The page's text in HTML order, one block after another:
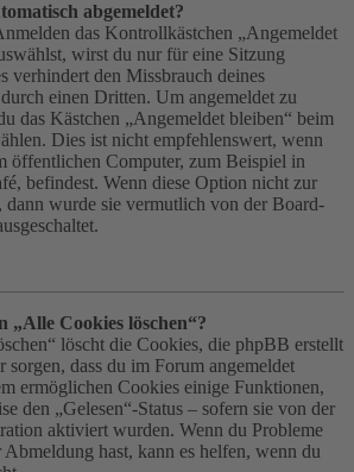
abgemeldet?
das Kontrollkästchen „Angemeldet
wirst du nur für eine Sitzung
verhindert den Missbrauch deines
einen Dritten. Um angemeldet zu
das Kästchen „Angemeldet bleiben“ beim
Dies ist nicht empfehlenswert, wenn
öffentlichen Computer, zum Beispiel in
befindest. Wenn diese Option nicht zur
dann wurde sie vermutlich von der Board-
„Alle Cookies löschen“?
löscht die Cookies, die phpBB erstellt
sorgen, dass du im Forum angemeldet
ermöglichen Cookies einige Funktionen,
den „Gelesen“-Status – sofern sie von der
aktiviert wurden. Wenn du Probleme
hast, kann es helfen, wenn du